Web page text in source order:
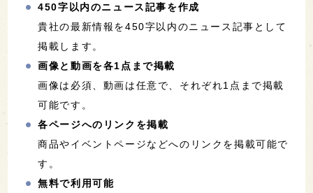
450字以内のニュース記事を作成
貴社の最新情報を450字以内のニュース記事として
掲載します。
画像と動画を各1点まで掲載
画像は必須、動画は任意で、それぞれ1点まで掲載
可能です。
各ページへのリンクを掲載
商品やイベントページなどへのリンクを掲載可能で
す。
無料で利用可能